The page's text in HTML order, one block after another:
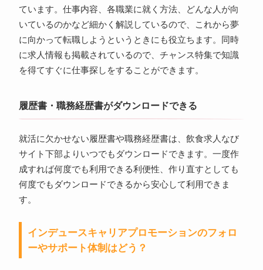
ています。仕事内容、各職業に就く方法、どんな人が向
いているのかなど細かく解説しているので、これから夢
に向かって転職しようというときにも役立ちます。同時
に求人情報も掲載されているので、チャンス特集で知識
を得てすぐに仕事探しをすることができます。
履歴書・職務経歴書がダウンロードできる
就活に欠かせない履歴書や職務経歴書は、飲食求人なび
サイト下部よりいつでもダウンロードできます。一度作
成すれば何度でも利用できる利便性、作り直すとしても
何度でもダウンロードできるから安心して利用できま
す。
インデュースキャリアプロモーションのフォロ
ーやサポート体制はどう？